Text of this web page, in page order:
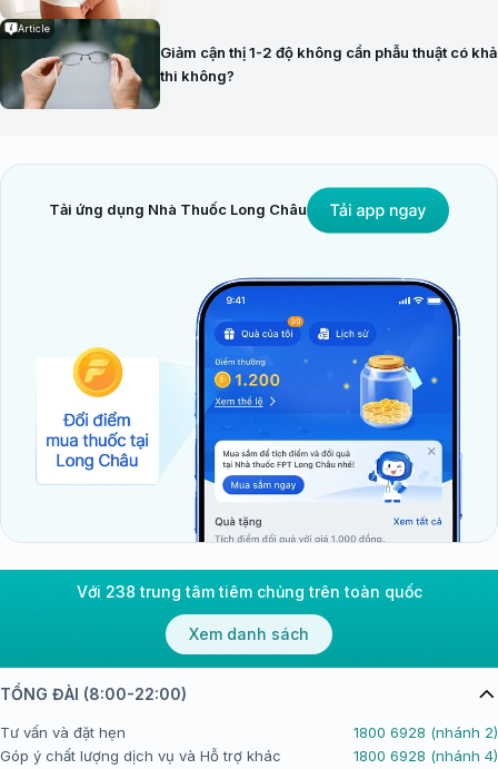
Article
Giảm cận thị 1-2 độ không cần phẫu thuật có khả
thi không?
Tải ứng dụng Nhà Thuốc Long Châu
Với 238 trung tâm tiêm chủng trên toàn quốc
Xem danh sách
TỔNG ĐÀI (8:00-22:00)
Tư vấn và đặt hẹn
1800 6928 (nhánh 2)
Góp ý chất lượng dịch vụ và Hỗ trợ khác
1800 6928 (nhánh 4)